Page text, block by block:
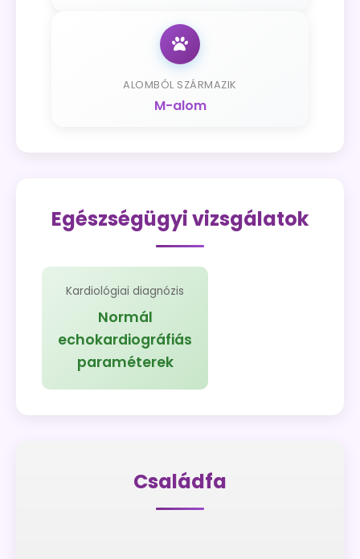
ALOMBÓL SZÁRMAZIK
M-alom
Egészségügyi vizsgálatok
Kardiológiai diagnózis
Normál
echokardiográfiás
paraméterek
Családfa